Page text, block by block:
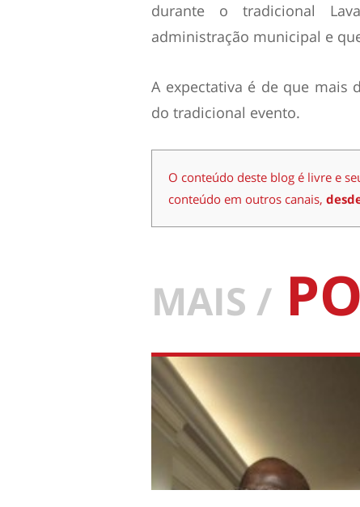
durante o tradicional
administração municipal e
A expectativa é de que mais
do tradicional evento.
O conteúdo deste blog é livre e
conteúdo em outros canais,
MAIS /